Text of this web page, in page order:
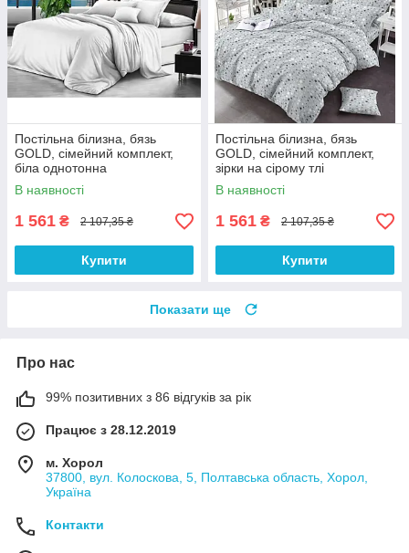
Постільна білизна, бязь
GOLD, сімейний комплект,
біла однотонна
В наявності
1 561 ₴ 2 107,35 ₴
Купити
Постільна білизна, бязь
GOLD, сімейний комплект,
зірки на сірому тлі
В наявності
1 561 ₴ 2 107,35 ₴
Купити
Показати ще
Про нас
99% позитивних з 86 відгуків за рік
Працює з 28.12.2019
м. Хорол
37800, вул. Колоскова, 5, Полтавська область, Хорол,
Україна
Контакти